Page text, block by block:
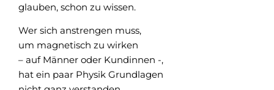
glauben, schon zu wissen.
Wer sich anstrengen muss,
um magnetisch zu wirken
– auf Männer oder Kundinnen -,
hat ein paar Physik Grundlagen